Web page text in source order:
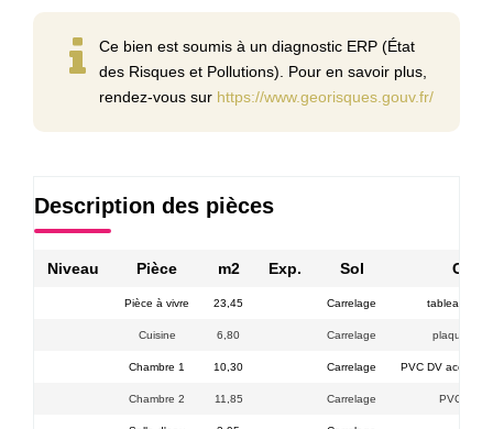
Ce bien est soumis à un diagnostic ERP (État
des Risques et Pollutions). Pour en savoir plus,
rendez-vous sur https://www.georisques.gouv.fr/
Description des pièces
Niveau Pièce m2 Exp. Sol
Pièce à vivre 23,45 Carrelage tableau élec
Cuisine 6,80 Carrelage plaque
Chambre 1 10,30 Carrelage PVC DV accès
Chambre 2 11,85 Carrelage PVC DV